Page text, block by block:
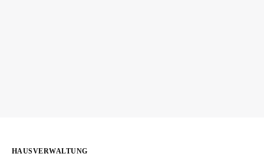
HAUSVERWALTUNG